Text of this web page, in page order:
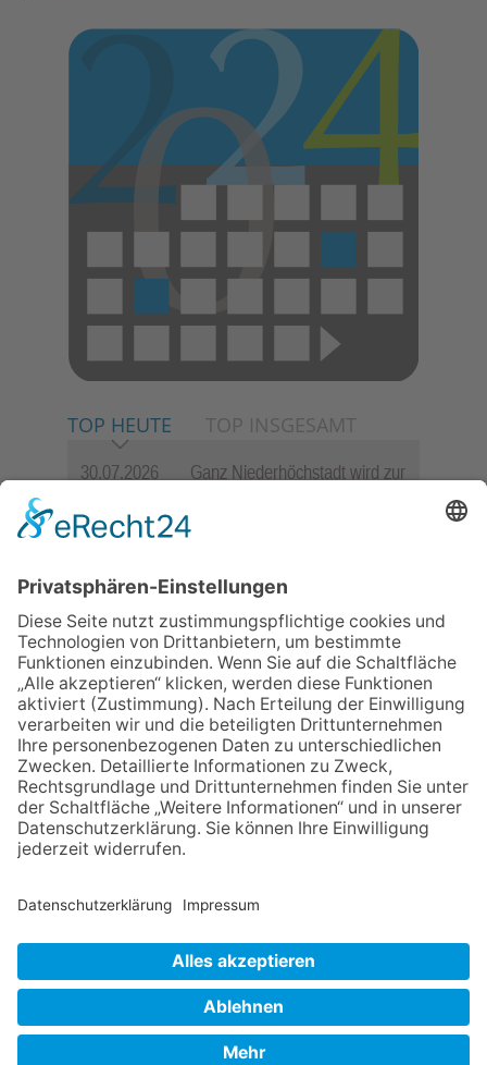
TOP HEUTE TOP INSGESAMT
30.07.2026
Ganz Niederhöchstadt wird zur
23.07.2026
Zwischen Fachwerk, Wein und
lädt wieder zum Weinfest ein
Stadiontour kommt nach
Frankfurt
06.08.2026
Jugendchor Hochtaunus
präsentiert sein neues
Programm „Changes“
06.08.2026
Hisamoto und Tölke begeistern
mit Werken von Walter
Wachsmuth
NACH OBEN
Datenschutz Netiquette